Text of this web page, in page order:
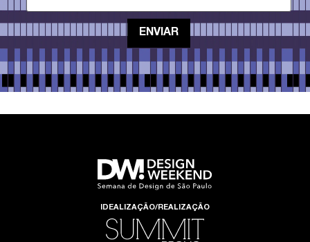
IDEALIZAÇÃO/REALIZAÇÃO